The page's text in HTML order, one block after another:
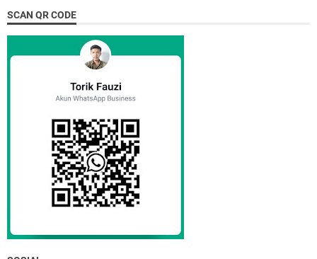
SCAN QR CODE